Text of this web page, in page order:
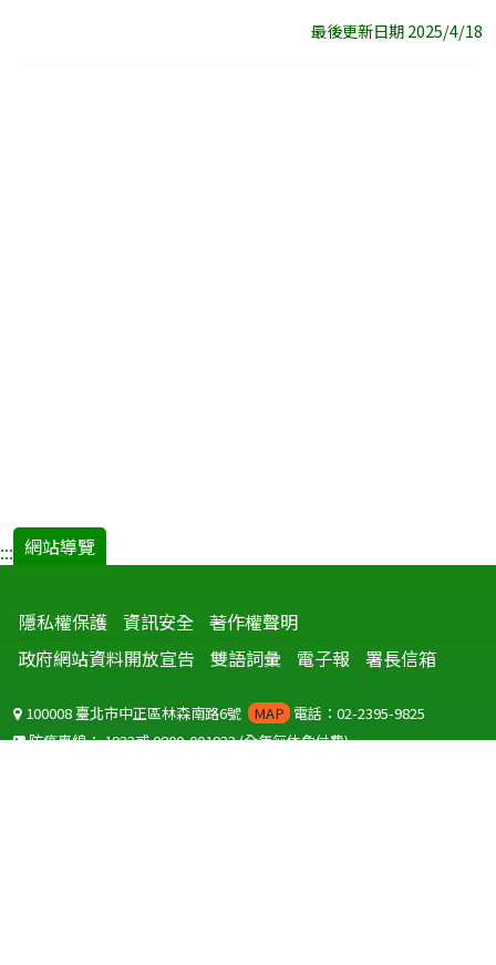
最後更新日期 2025/4/18
::: 網站導覽
隱私權保護 資訊安全 著作權聲明
政府網站資料開放宣告
雙語詞彙 電子報 署長信箱
100008 臺北市中正區林森南路6號 MAP 電話：02-2395-9825
防疫專線：1922或0800-001922(全年無休免付費)